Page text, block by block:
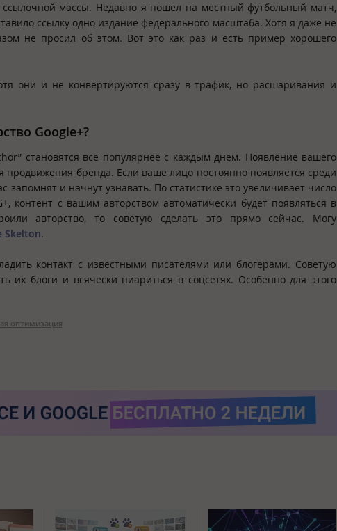
ссылочной массы. Недавно я пошел на местный футбольный матч,
ссылку одно издание федерального масштаба. Хотя я даже не
не просил об этом. Вот это как раз и есть пример хорошего
они и не конвертируются сразу в трафик, но расшаривания и
Google+?
становятся все популярнее с каждым днем. Появление вашего
бренда. Если ваше лицо постоянно появляется среди
и начнут узнавать. По статистике это увеличивает число
контент с вашим авторством автоматически будет появляться в
авторство, то советую сделать это прямо сейчас. Могу
Skelton.
контакт с известными писателями или блогерами. Советую
их блоги и всячески пиариться в соцсетях. Особенно для этого
оптимизация